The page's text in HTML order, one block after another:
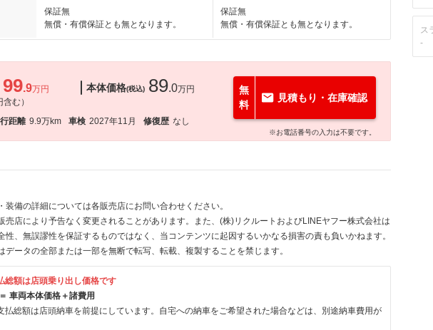
保証無
無償・有償保証とも無となります。
保証無
無償・有償保証とも無となります。
99.9万円
む）
本体価格(税込) 89.0万円
距離 9.9万km 車検 2027年11月 修復歴 なし
無
料
見積もり・在庫確認
※お電話番号の入力は不要です。
備の詳細については各販売店にお問い合わせください。
店により予告なく変更されることがあります。また、(株)リクルートおよびLINEヤフー株式会社は
性、無誤謬性を保証するものではなく、当コンテンツに起因するいかなる損害の責も負いかねます。
ータの全部または一部を無断で転写、転載、複製することを禁じます。
総額は店頭乗り出し価格です
車両本体価格＋諸費用
総額は店頭納車を前提にしています。自宅への納車をご希望された場合などは、別途納車費用が
ス
-